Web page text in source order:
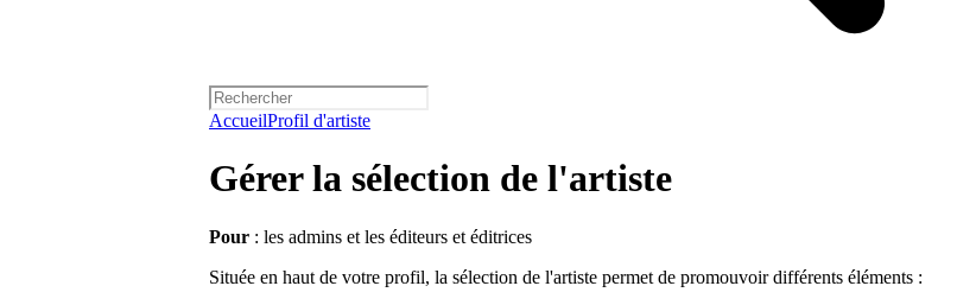
AccueilProfil d'artiste
Gérer la sélection de l'artiste
Pour : les admins et les éditeurs et éditrices
Située en haut de votre profil, la sélection de l'artiste permet de promouvoir différents éléments :